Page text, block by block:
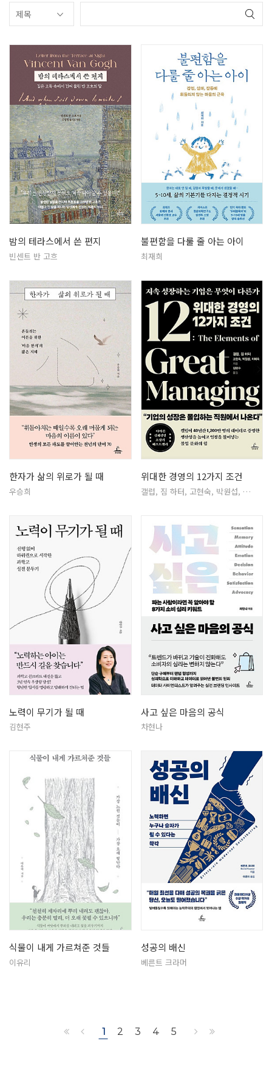
밤의 테라스에서 쓴 편지
빈센트 반 고흐
불편함을 다룰 줄 아는 아이
최재희
한자가 삶의 위로가 될 때
우승희
위대한 경영의 12가지 조건
갤럽, 짐 하터, 고현숙, 박원섭, …
노력이 무기가 될 때
김현주
사고 싶은 마음의 공식
차현나
식물이 내게 가르쳐준 것들
이유리
성공의 배신
베른트 크라머
1 2 3 4 5